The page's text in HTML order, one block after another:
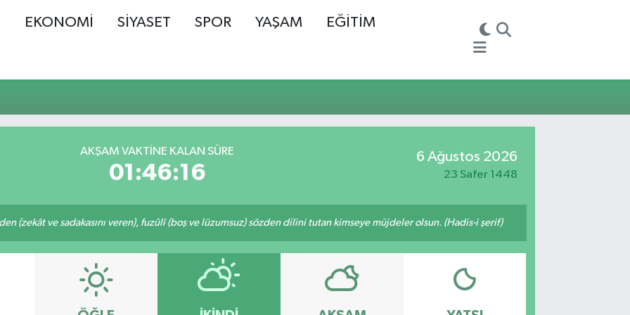
EKONOMİ SİYASET SPOR YAŞAM EĞİTİM
AKŞAM VAKTINE KALAN SÜRE
01:46:15
6 Ağustos 2026
23 Safer 1448
(zekât ve sadakasını veren), fuzûlî (boş ve lüzumsuz) sözden dilini tutan kimseye müjdeler olsun. (Hadis-i şerif)